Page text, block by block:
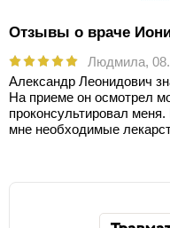
Отзывы о враче
Людмила,
Александр Леонидович
На приеме он осмотрел
проконсультировал
мне необходимые